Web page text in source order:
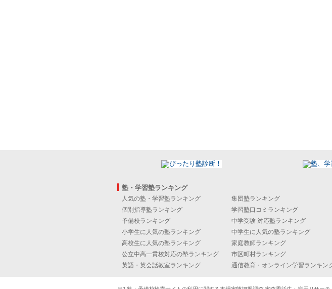
塾・学習塾ランキング
人気の塾・学習塾ランキング
集団塾ランキング
個別指導塾ランキング
学習塾口コミランキング
予備校ランキング
中学受験 対応塾ランキング
小学生に人気の塾ランキング
中学生に人気の塾ランキング
高校生に人気の塾ランキング
家庭教師ランキング
公立中高一貫校対応の塾ランキング
市区町村ランキング
英語・英会話教室ランキング
通信教育・オンライン学習ランキン